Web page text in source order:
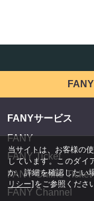
FANYサービス
FANY
FANY Ticket
FANY Online Ticket
FANY Channel
当サイトは、お客様の
しています。このダイ
か、詳細を確認したい
リシー]をご参照くださ